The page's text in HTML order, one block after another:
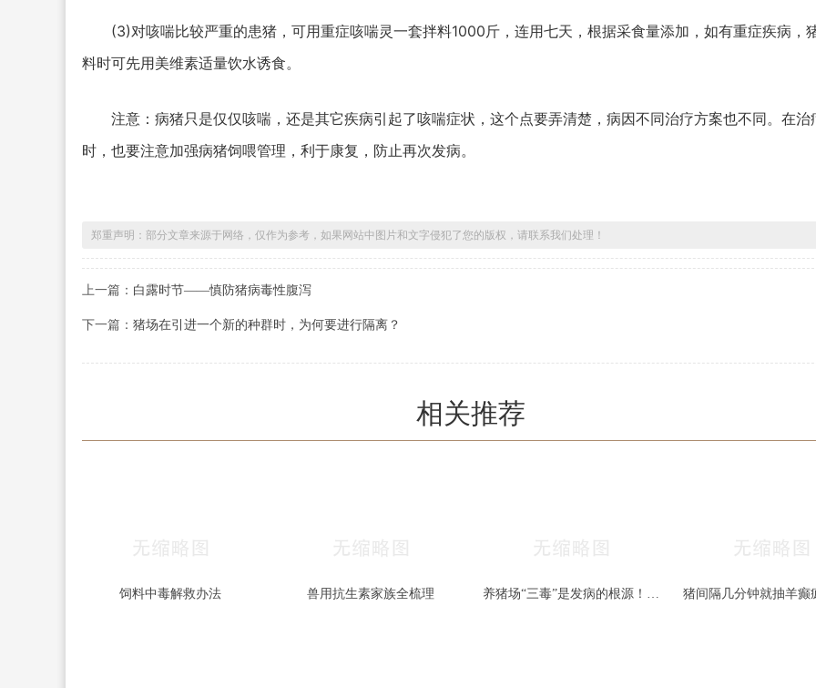
(3)对咳喘比较严重的患猪，可用重症咳喘灵一套拌料1000斤，连用七天，根据采食量添加，如有重症疾病，
料时可先用美维素适量饮水诱食。
注意：病猪只是仅仅咳喘，还是其它疾病引起了咳喘症状，这个点要弄清楚，病因不同治疗方案也不同。在治
时，也要注意加强病猪饲喂管理，利于康复，防止再次发病。
郑重声明：部分文章来源于网络，仅作为参考，如果网站中图片和文字侵犯了您的版权，请联系我们处理！
上一篇： 白露时节——慎防猪病毒性腹泻
下一篇： 猪场在引进一个新的种群时，为何要进行隔离？
相关推荐
饲料中毒解救办法 兽用抗生素家族全梳理